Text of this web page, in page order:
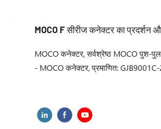
MOCO F सीरीज कनेक्टर का प्रदर्शन
MOCO कनेक्टर, सर्वश्रेष्ठ MOCO पुश-
- MOCO कनेक्टर, प्रमाणित: